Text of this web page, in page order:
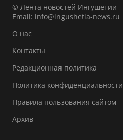
© Лента новостей Ингушетии
Email: info@ingushetia-news.ru
О нас
Контакты
Редакционная политика
Политика конфиденциальности
Правила пользования сайтом
Архив